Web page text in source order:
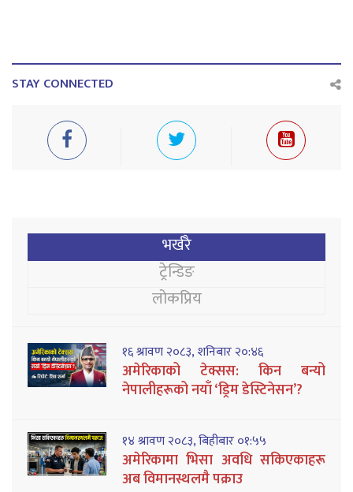
STAY CONNECTED
भर्खरै
ट्रेन्डिङ
लोकप्रिय
१६ श्रावण २०८३, शनिबार २०:४६
अमेरिकाको टेक्सस: किन बन्यो
नेपालीहरूको नयाँ ‘ड्रिम डेस्टिनेसन’?
१४ श्रावण २०८३, बिहीबार ०१:५५
अमेरिकामा भिसा अवधि सकिएकाहरू
अब विमानस्थलमै पक्राउ